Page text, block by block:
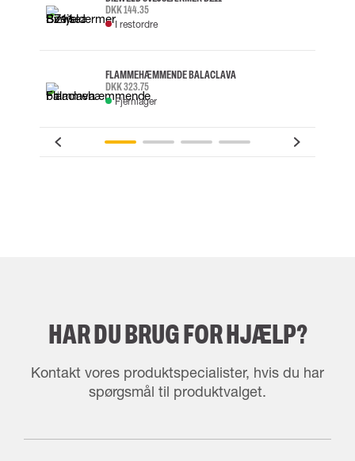
DKK 144.35
I restordre
FLAMMEHÆMMENDE BALACLAVA
DKK 323.75
Fjernlager
HAR DU BRUG FOR HJÆLP?
Kontakt vores produktspecialister, hvis du har
spørgsmål til produktvalget.